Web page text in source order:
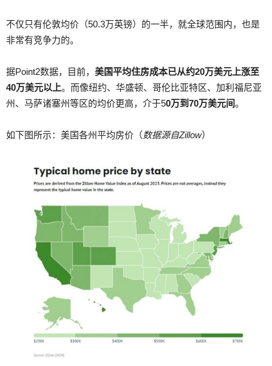
不仅只有伦敦均价（50.3万英镑）的一半，就全球范围内，也是
非常有竞争力的。
据Point2数据，目前， 美国平均住房成本已从约20万美元上涨至
40万美元以上。而像纽约、华盛顿、哥伦比亚特区、加利福尼亚
州、马萨诸塞州等区的均价更高，介于50万到70万美元间。
如下图所示：美国各州平均房价（数据源自Zillow）